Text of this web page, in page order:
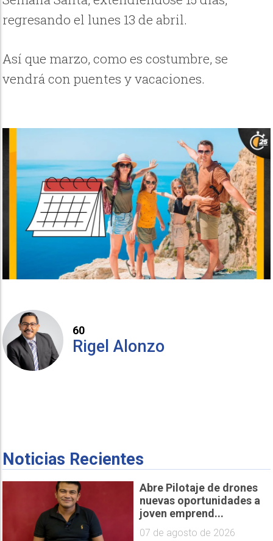
regresando el lunes 13 de abril.
Así que marzo, como es costumbre, se
vendrá con puentes y vacaciones.
60
Rigel Alonzo
Noticias Recientes
Abre Pilotaje de drones
nuevas oportunidades a
joven emprend...
07 de agosto de 2026